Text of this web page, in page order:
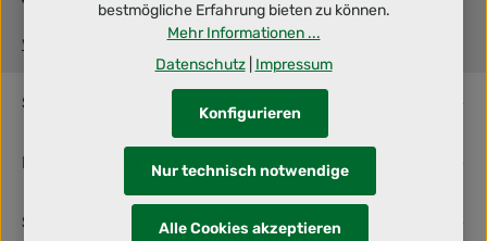
www.lvdkrone.de
Service-Hotline
Informationen
Shop Service
bestmögliche Erfahrung bieten zu können.
Mehr Informationen ...
Datenschutz| Impressum
Nur technisch notwendige
Konfigurieren
Alle Cookies akzeptieren